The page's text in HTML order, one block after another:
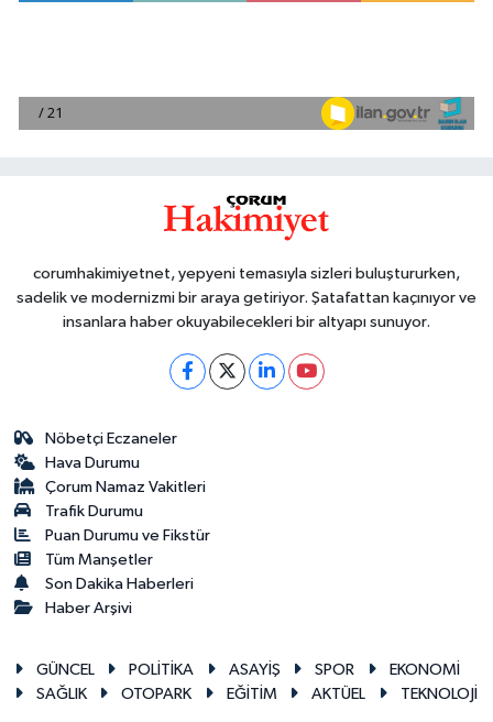
corumhakimiyetnet, yepyeni temasıyla sizleri buluştururken,
sadelik ve modernizmi bir araya getiriyor. Şatafattan kaçınıyor ve
insanlara haber okuyabilecekleri bir altyapı sunuyor.
Nöbetçi Eczaneler
Hava Durumu
Çorum Namaz Vakitleri
Trafik Durumu
Puan Durumu ve Fikstür
Tüm Manşetler
Son Dakika Haberleri
Haber Arşivi
GÜNCEL POLİTİKA ASAYİŞ SPOR
EKONOMİ
SAĞLIK
OTOPARK EĞİTİM AKTÜEL TEKNOLOJİ